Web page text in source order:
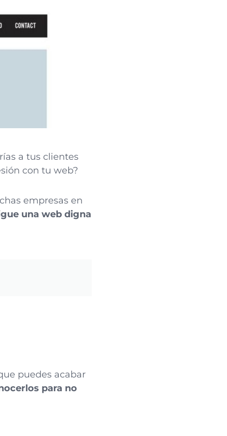
a tus clientes
con tu web?
empresas en
una web digna
puedes acabar
para no